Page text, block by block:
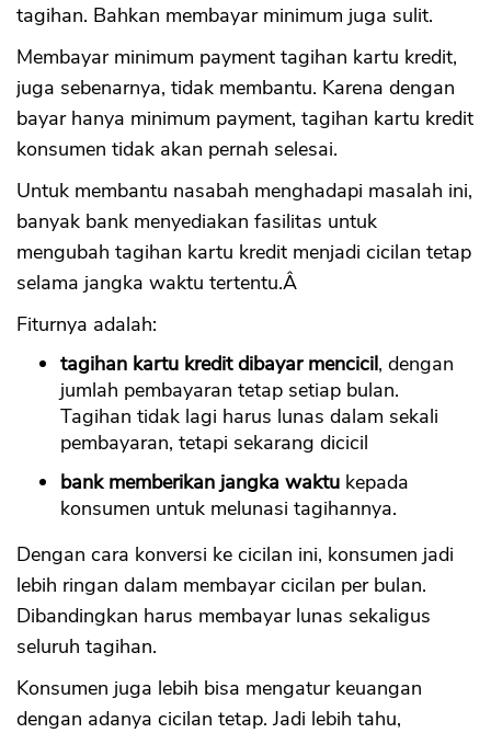
tagihan. Bahkan membayar minimum juga sulit.
Membayar minimum payment tagihan kartu kredit,
juga sebenarnya, tidak membantu. Karena dengan
bayar hanya minimum payment, tagihan kartu kredit
konsumen tidak akan pernah selesai.
Untuk membantu nasabah menghadapi masalah ini,
banyak bank menyediakan fasilitas untuk
mengubah tagihan kartu kredit menjadi cicilan tetap
selama jangka waktu tertentu.Â
Fiturnya adalah:
tagihan kartu kredit dibayar mencicil, dengan
jumlah pembayaran tetap setiap bulan.
Tagihan tidak lagi harus lunas dalam sekali
pembayaran, tetapi sekarang dicicil
bank memberikan jangka waktu kepada
konsumen untuk melunasi tagihannya.
Dengan cara konversi ke cicilan ini, konsumen jadi
lebih ringan dalam membayar cicilan per bulan.
Dibandingkan harus membayar lunas sekaligus
seluruh tagihan.
Konsumen juga lebih bisa mengatur keuangan
dengan adanya cicilan tetap. Jadi lebih tahu,